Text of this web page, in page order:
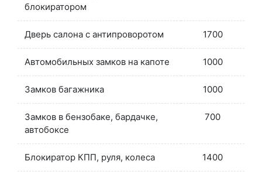
блокиратором
Дверь салона с антипроворотом 1700
Автомобильных замков на капоте 1000
Замков багажника 1000
Замков в бензобаке, бардачке,
автобоксе
700
Блокиратор КПП, руля, колеса 1400